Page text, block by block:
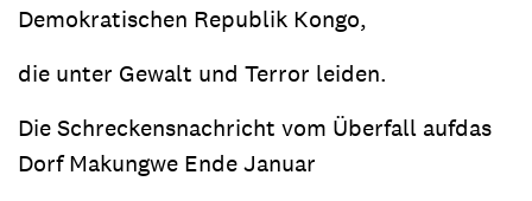
Demokratischen Republik Kongo,
die unter Gewalt und Terror leiden.
Die Schreckensnachricht vom Überfall aufdas
Dorf Makungwe Ende Januar